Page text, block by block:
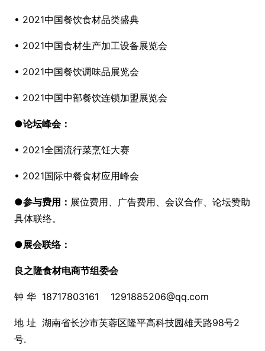
• 2021中国餐饮食材品类盛典
• 2021中国食材生产加工设备展览会
• 2021中国餐饮调味品展览会
• 2021中国中部餐饮连锁加盟展览会
●论坛峰会：
• 2021全国流行菜烹饪大赛
• 2021国际中餐食材应用峰会
●参与费用： 展位费用、广告费用、会议合作、论坛赞助
具体联络。
●展会联络：
良之隆食材电商节组委会
钟 华 18717803161 1291885206@qq.com
地 址 湖南省长沙市芙蓉区隆平高科技园雄天路98号2
号.